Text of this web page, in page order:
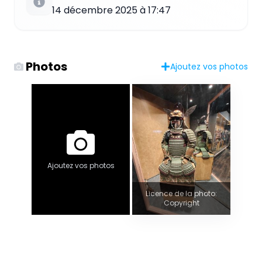
14 décembre 2025 à 17:47
Photos Ajoutez vos photos
Ajoutez vos photos
Licence de la photo:
Copyright